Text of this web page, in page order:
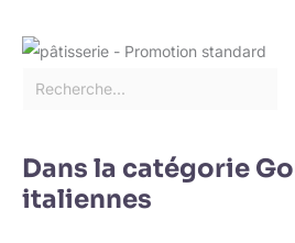
Dans la catégorie
italiennes